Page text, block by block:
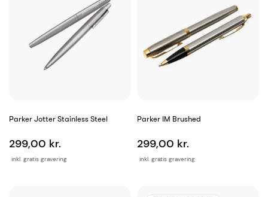
Parker Jotter Stainless Steel
inkl. gratis gravering
299,00 kr.
Parker IM Brushed
inkl. gratis gravering
299,00 kr.